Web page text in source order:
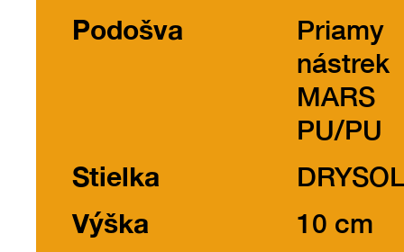
Podošva
Priamy
nástrek
MARS
PU/PU
Stielka
Výška
10 cm